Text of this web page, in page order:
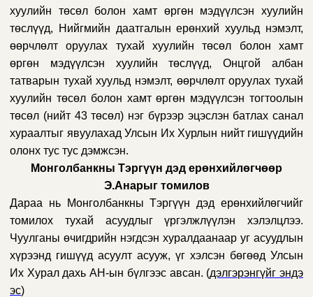
хуулийн төсөл болон хамт өргөн мэдүүлсэн хуулийн
төслүүд, Нийгмийн даатгалын ерөнхий хуульд нэмэлт,
өөрчлөлт оруулах тухай хуулийн төсөл болон хамт
өргөн мэдүүлсэн хуулийн төслүүд, Онцгой албан
татварын тухай хуульд нэмэлт, өөрчлөлт оруулах тухай
хуулийн төсөл болон хамт өргөн мэдүүлсэн тогтоолын
төсөл (нийт 43 төсөл) нэг бүрээр эцэслэн батлах санал
хураалтыг явуулахад Улсын Их Хурлын нийт гишүүдийн
олонх тус тус дэмжсэн.
Монголбанкны Тэргүүн дэд ерөнхийлөгчөөр
Э.Анарыг томилов
Дараа нь Монголбанкны Тэргүүн дэд ерөнхийлөгчийг
томилох тухай асуудлыг үргэлжлүүлэн хэлэлцлээ.
Чуулганы өчигдрийн нэгдсэн хуралдаанаар уг асуудлын
хүрээнд гишүүд асуулт асууж, үг хэлсэн бөгөөд Улсын
Их Хурал дахь АН-ын бүлгээс авсан. (дэлгэрэнгүйг эндэ
эс)